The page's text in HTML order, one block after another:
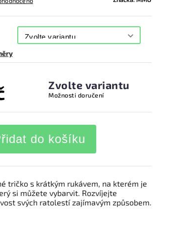
Zvolte variantu
Možnosti doručení
do košíku
tričko s krátkým rukávem, na kterém je
si můžete vybarvit. Rozvíjejte
svých ratolestí zajímavým způsobem.